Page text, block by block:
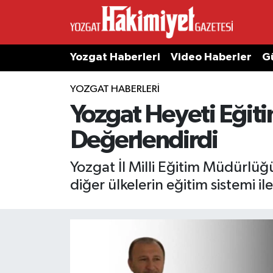
Yozgat Haberleri Video Haberler
YOZGAT HABERLERI
Yozgat Heyeti
Değerlendirdi
Yozgat İl Milli Eğitim
diğer ülkelerin eğitim sistemi